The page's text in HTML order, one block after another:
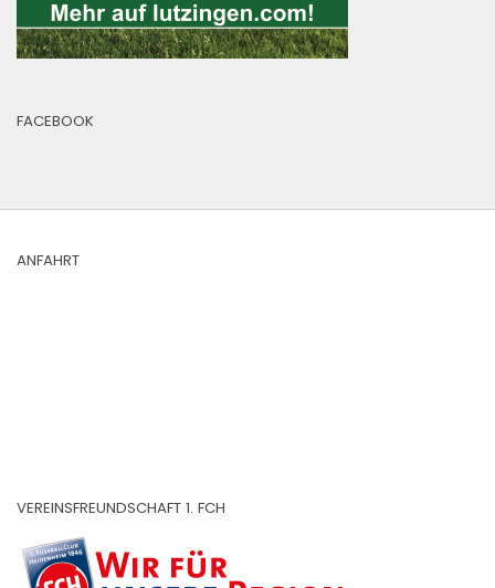
FACEBOOK
ANFAHRT
VEREINSFREUNDSCHAFT 1. FCH